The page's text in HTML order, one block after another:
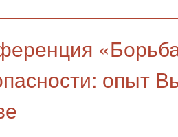
опыт